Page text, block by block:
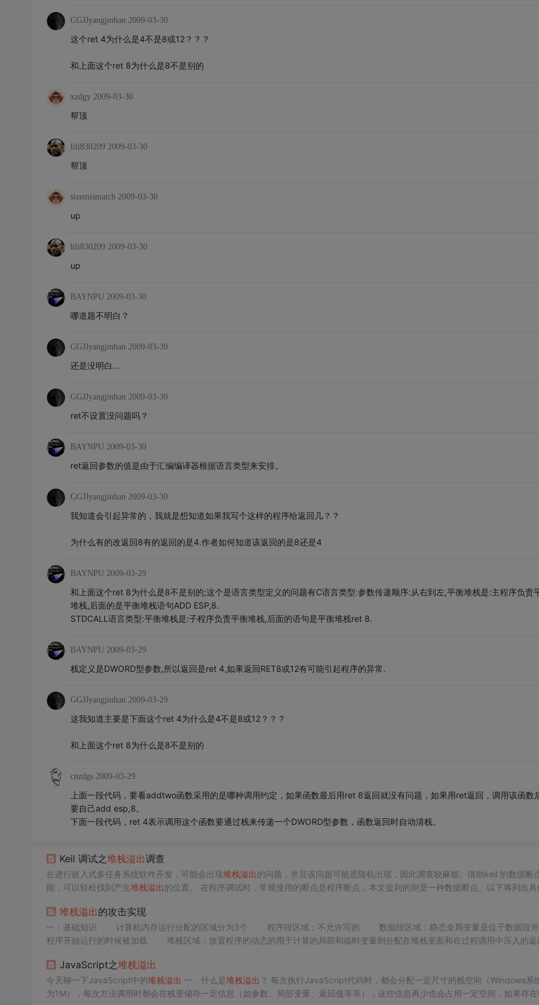
GGJJyangjinhan 2009-03-30
这个ret 4为什么是4不是8或12？？？
和上面这个ret 8为什么是8不是别的
xzdgy 2009-03-30
帮顶
lili830209 2009-03-30
帮顶
sizemismatch 2009-03-30
up
lili830209 2009-03-30
up
BAYNPU 2009-03-30
哪道题不明白？
GGJJyangjinhan 2009-03-30
还是没明白...
GGJJyangjinhan 2009-03-30
ret不设置没问题吗？
BAYNPU 2009-03-30
ret返回参数的值是由于汇编编译器根据语言类型来安排。
GGJJyangjinhan 2009-03-30
我知道会引起异常的，我就是想知道如果我写个这样的程序给返回几？？
为什么有的改返回8有的返回的是4.作者如何知道该返回的是8还是4
BAYNPU 2009-03-29
和上面这个ret 8为什么是8不是别的;这个是语言类型定义的问题有C语言类型:参数传递顺序:从右到左,平衡堆栈是:主程序负责
堆栈,后面的是平衡堆栈语句ADD ESP,8.
STDCALL语言类型:平衡堆栈是:子程序负责平衡堆栈,后面的语句是平衡堆栈ret 8.
BAYNPU 2009-03-29
栈定义是DWORD型参数,所以返回是ret 4,如果返回RET8或12有可能引起程序的异常.
GGJJyangjinhan 2009-03-29
这我知道主要是下面这个ret 4为什么是4不是8或12？？？
和上面这个ret 8为什么是8不是别的
cnzdgs 2009-03-29
上面一段代码，要看addtwo函数采用的是哪种调用约定，如果函数最后用ret 8返回就没有问题，如果用ret返回，调用该函数
要自己add esp,8。
下面一段代码，ret 4表示调用这个函数要通过栈来传递一个DWORD型参数，函数返回时自动清栈。
Keil 调试之堆栈溢出调查
在进行嵌入式多任务系统软件开发，可能会出现堆栈溢出的问题，并且该问题可能是随机出现，因此调查较麻烦。借助keil 的数据断
能，可以轻松找到产生堆栈溢出的位置。 在程序调试时，常规使用的断点是程序断点，本文提到的则是一种数据断点。以下将列出具体的
址；否则需要在任务创建过程中分配的堆栈时获取栈底地址，将堆栈地址变量“pxNewTCB->pxStack”添加到变量监视区
堆栈溢出的攻击实现
一：基础知识 计算机内存运行分配的区域分为3个 程序段区域：不允许写的 数据段区域：静态全局变量是位于数据段并
程序开始运行的时候被加载 堆栈区域：放置程序的动态的用于计算的局部和临时变量则分配在堆栈里面和在过程调用中压入的返
JavaScript之堆栈溢出
今天聊一下JavaScript中的堆栈溢出 一、什么是堆栈溢出 ？ 每次执行JavaScript代码时，都会分配一定尺寸的栈空间（Windows系统中
为1M），每次方法调用时都会在栈里储存一定信息（如参数、局部变量、返回值等等），这些信息再少也会占用一定空间，如果存